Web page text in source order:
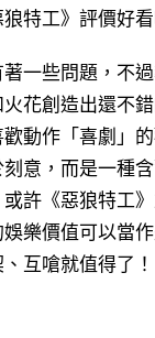
特工》評價好看
一些問題，不
花創造出還不
動作「喜劇」
意，而是一種
許《惡狼特工
樂價值可以當
互嗆就值得了！